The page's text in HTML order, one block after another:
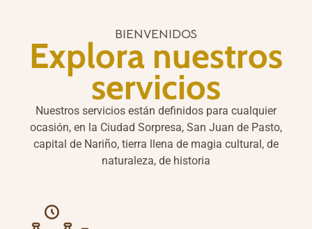
BIENVENIDOS
Explora nuestros
servicios
Nuestros servicios están definidos para cualquier
ocasión, en la Ciudad Sorpresa, San Juan de Pasto,
capital de Nariño, tierra llena de magia cultural, de
naturaleza, de historia